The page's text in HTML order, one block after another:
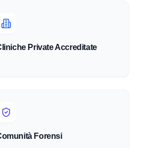
Private Accreditate
Forensi